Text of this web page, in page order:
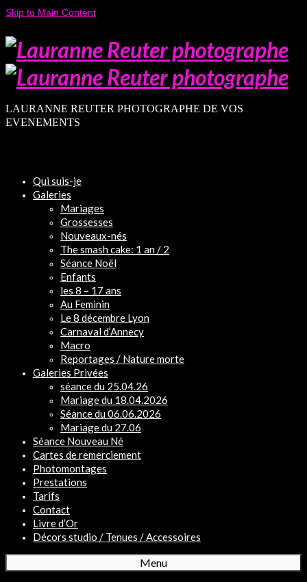
Skip to Main Content
LAURANNE REUTER PHOTOGRAPHE DE VOS
EVENEMENTS
Qui suis-je
Galeries
Mariages
Grossesses
Nouveaux-nés
The smash cake: 1 an / 2
Séance Noël
Enfants
les 8 – 17 ans
Au Feminin
Le 8 décembre Lyon
Carnaval d’Annecy
Macro
Reportages / Nature morte
Galeries Privées
séance du 25.04.26
Mariage du 18.04.2026
Séance du 06.06.2026
Mariage du 27.06
Séance Nouveau Né
Cartes de remerciement
Photomontages
Prestations
Tarifs
Contact
Livre d’Or
Décors studio / Tenues / Accessoires
Menu